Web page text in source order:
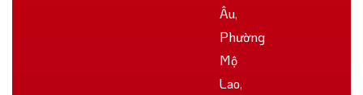
Âu,
Phường
Mộ
Lao,